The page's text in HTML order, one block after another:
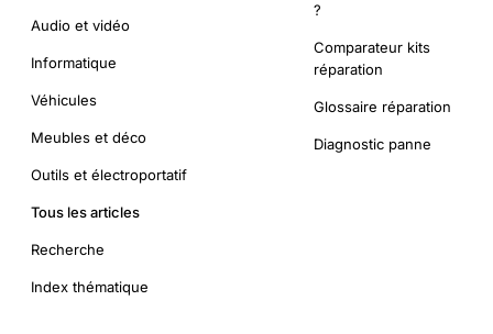
Audio et vidéo
Informatique
Véhicules
Meubles et déco
Outils et électroportatif
Tous les articles
Recherche
Index thématique
?
Comparateur kits
réparation
Glossaire réparation
Diagnostic panne